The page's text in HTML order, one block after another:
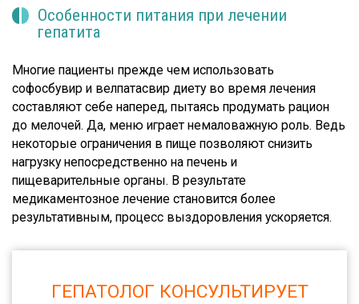
Особенности питания при лечении
гепатита
Многие пациенты прежде чем использовать
софосбувир и велпатасвир диету во время лечения
составляют себе наперед, пытаясь продумать рацион
до мелочей. Да, меню играет немаловажную роль. Ведь
некоторые ограничения в пище позволяют снизить
нагрузку непосредственно на печень и
пищеварительные органы. В результате
медикаментозное лечение становится более
результативным, процесс выздоровления ускоряется.
ГЕПАТОЛОГ КОНСУЛЬТИРУЕТ